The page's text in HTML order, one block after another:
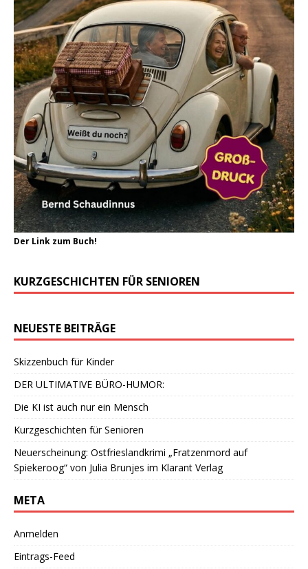
Der Link zum Buch!
KURZGESCHICHTEN FÜR SENIOREN
NEUESTE BEITRÄGE
Skizzenbuch für Kinder
DER ULTIMATIVE BÜRO-HUMOR:
Die KI ist auch nur ein Mensch
Kurzgeschichten für Senioren
Neuerscheinung: Ostfrieslandkrimi „Fratzenmord auf
Spiekeroog“ von Julia Brunjes im Klarant Verlag
META
Anmelden
Eintrags-Feed